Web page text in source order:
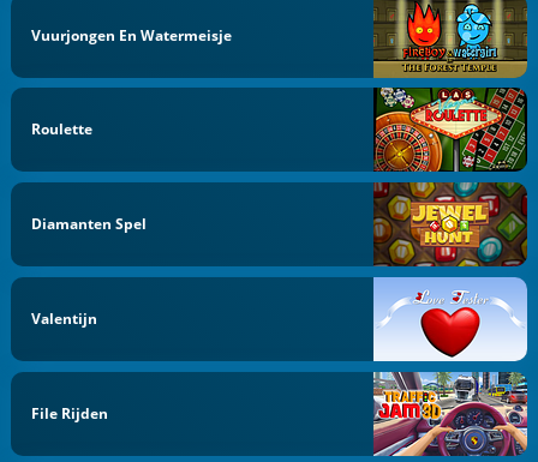
Vuurjongen En Watermeisje
Roulette
Diamanten Spel
Valentijn
File Rijden